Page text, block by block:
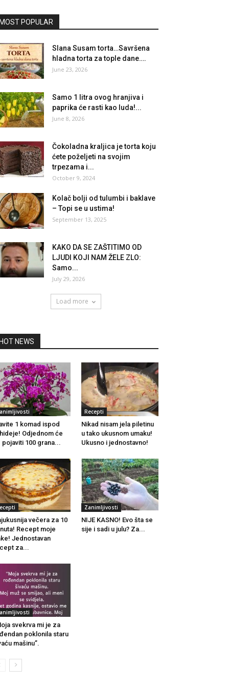
POPULAR
Slana Susam torta…Savršena
hladna torta za tople dane….
June 23, 2026
Samo 1 litra ovog hranjiva i
paprika će rasti kao luda!...
June 8, 2026
Čokoladna kraljica je torta koju
ćete poželjeti na svojim
trpezama i...
October 9, 2024
Kolač bolji od tulumbi i baklave
– Topi se u ustima!
September 13, 2025
KAKO DA SE ZAŠTITIMO OD
LJUDI KOJI NAM ŽELE ZLO:
Samo...
July 29, 2026
Load more
NEWS
1 komad ispod
Odjednom će
pojaviti 100 grana...
Recepti
Nikad nisam jela piletinu
u tako ukusnom umaku!
Ukusno i jednostavno!
večera za 10
Recept moje
Jednostavan
za...
Zanimljivosti
NIJE KASNO! Evo šta se
sije i sadi u julu? Za...
svekrva mi je za
poklonila staru
mašinu”.